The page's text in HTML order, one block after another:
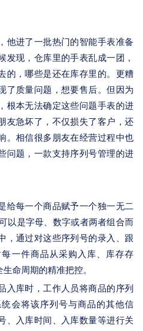
他进了一批热门的智能手表准备
发现，仓库里的手表乱成一团，
的，哪些是还在库存里的。更糟
了质量问题，想要售后。但因为
根本无法确定这些问题手表的进
友急坏了，不仅损失了客户，还
。相信很多朋友在经营过程中也
问题，一款支持序列号管理的进
给每一个商品赋予一个独一无二
以是字母、数字或者两者组合而
，通过对这些序列号的录入、跟
一件商品从采购入库、库存存
命周期的精准把控。
入库时，工作人员将商品的序列
会将该序列号与商品的其他信
、入库时间、入库数量等进行关